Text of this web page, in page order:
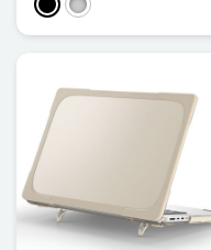
SchwarzTransparent